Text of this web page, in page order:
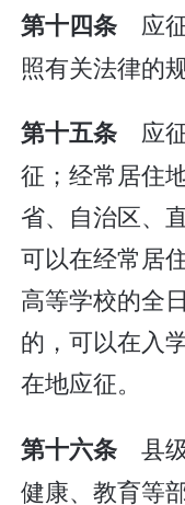
第十四条 应
照有关法律的
第十五条 应
征；经常居住
省、自治区、
可以在经常居
高等学校的全
的，可以在入
在地应征。
第十六条 县
健康、教育等